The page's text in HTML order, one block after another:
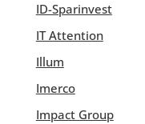
ID-Sparinvest
IT Attention
Illum
Imerco
Impact Group